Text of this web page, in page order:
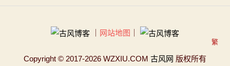
网站地图
Copyright © 2017-2026 WZXIU.COM 古风网 版权所有
繁